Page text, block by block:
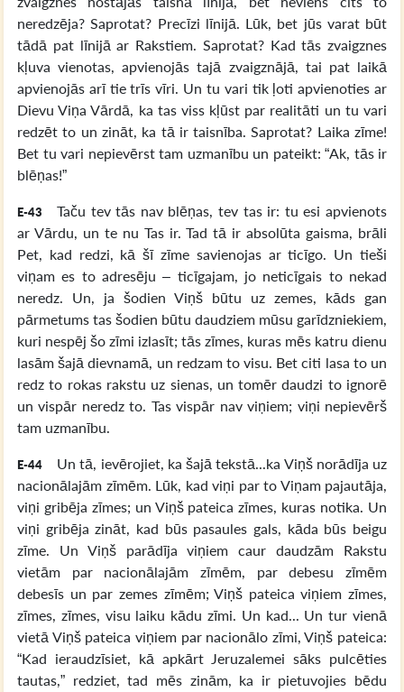
neredzēja? Saprotat? Precīzi līnijā. Lūk, bet jūs varat būt
tādā pat līnijā ar Rakstiem. Saprotat? Kad tās zvaigznes
kļuva vienotas, apvienojās tajā zvaigznājā, tai pat laikā
apvienojās arī tie trīs vīri. Un tu vari tik ļoti apvienoties ar
Dievu Viņa Vārdā, ka tas viss kļūst par realitāti un tu vari
redzēt to un zināt, ka tā ir taisnība. Saprotat? Laika zīme!
Bet tu vari nepievērst tam uzmanību un pateikt: “Ak, tās ir
blēņas!”
E-43
Taču tev tās nav blēņas, tev tas ir: tu esi apvienots
ar Vārdu, un te nu Tas ir. Tad tā ir absolūta gaisma, brāli
Pet, kad redzi, kā šī zīme savienojas ar ticīgo. Un tieši
viņam es to adresēju – ticīgajam, jo neticīgais to nekad
neredz. Un, ja šodien Viņš būtu uz zemes, kāds gan
pārmetums tas šodien būtu daudziem mūsu garīdzniekiem,
kuri nespēj šo zīmi izlasīt; tās zīmes, kuras mēs katru dienu
lasām šajā dievnamā, un redzam to visu. Bet citi lasa to un
redz to rokas rakstu uz sienas, un tomēr daudzi to ignorē
un vispār neredz to. Tas vispār nav viņiem; viņi nepievērš
tam uzmanību.
E-44
Un tā, ievērojiet, ka šajā tekstā...ka Viņš norādīja uz
nacionālajām zīmēm. Lūk, kad viņi par to Viņam pajautāja,
viņi gribēja zīmes; un Viņš pateica zīmes, kuras notika. Un
viņi gribēja zināt, kad būs pasaules gals, kāda būs beigu
zīme. Un Viņš parādīja viņiem caur daudzām Rakstu
vietām par nacionālajām zīmēm, par debesu zīmēm
debesīs un par zemes zīmēm; Viņš pateica viņiem zīmes,
zīmes, zīmes, visu laiku kādu zīmi. Un kad... Un tur vienā
vietā Viņš pateica viņiem par nacionālo zīmi, Viņš pateica:
“Kad ieraudzīsiet, kā apkārt Jeruzalemei sāks pulcēties
tautas,” redziet, tad mēs zinām, ka ir pietuvojies bēdu